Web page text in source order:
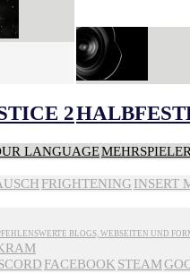
2
LANGUAGEMEHRSPIELER
FRIGHTENING INSERT
BLOGS, WEBSEITEN UND
FACEBOOK STEAM